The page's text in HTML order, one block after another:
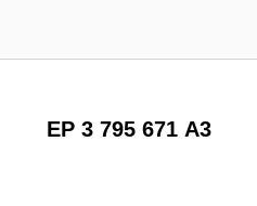
EP 3 795 671 A3